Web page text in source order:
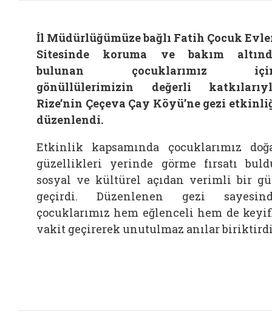
İl Müdürlüğümüze bağlı Fatih Çocuk
Sitesinde koruma ve bakım
bulunan çocuklarımız
gönüllülerimizin değerli
Rize’nin Çeçeva Çay Köyü’ne gezi
düzenlendi.
Etkinlik kapsamında çocuklarımız
güzellikleri yerinde görme fırsatı
sosyal ve kültürel açıdan verimli bir
geçirdi. Düzenlenen gezi
çocuklarımız hem eğlenceli hem de
vakit geçirerek unutulmaz anılar